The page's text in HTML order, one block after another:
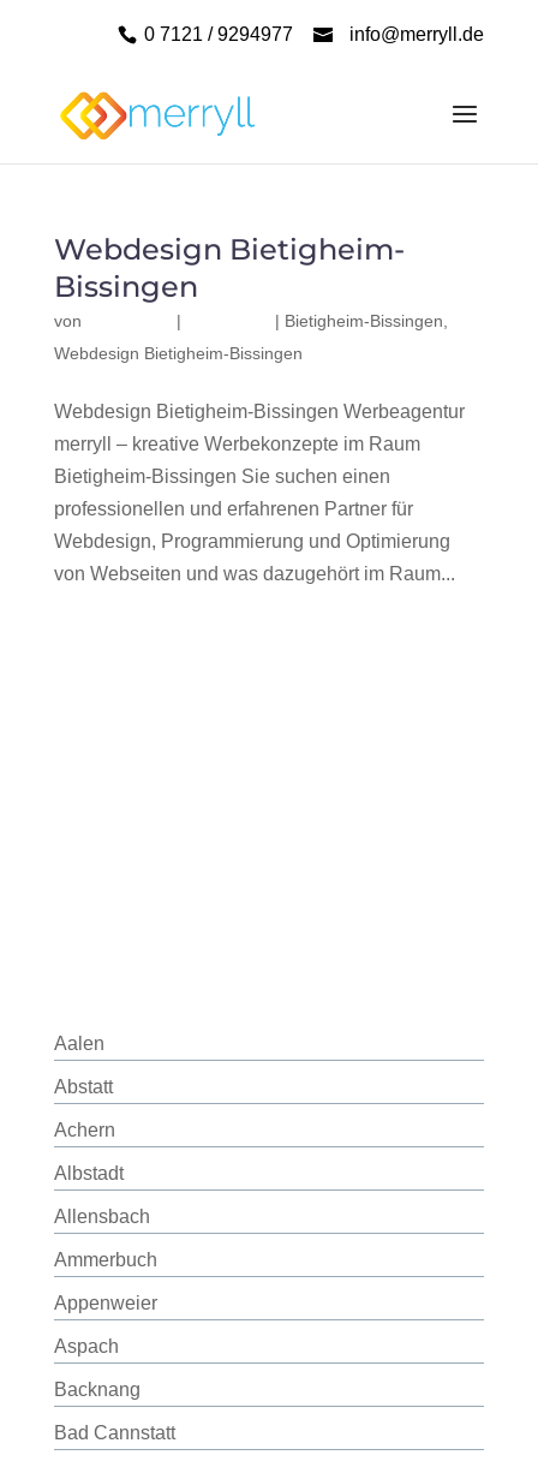
0 7121 / 9294977 info@merryll.de
Webdesign Bietigheim-
Bissingen
von | | Bietigheim-Bissingen
Webdesign Bietigheim-Bissingen
Webdesign Bietigheim-Bissingen Werbeagentur
merryll – kreative Werbekonzepte im Raum
Bietigheim-Bissingen Sie suchen einen
professionellen und erfahrenen Partner für
Webdesign, Programmierung und Optimierung
von Webseiten und was dazugehört im Raum...
Aalen
Abstatt
Achern
Albstadt
Allensbach
Ammerbuch
Appenweier
Aspach
Backnang
Bad Cannstatt